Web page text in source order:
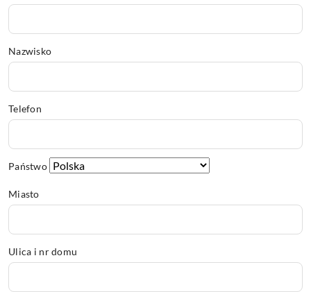
Nazwisko
Telefon
Państwo
Miasto
Ulica i nr domu